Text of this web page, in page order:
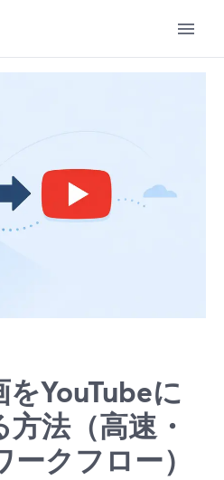
YouTubeに
法（高速・
クフロー）